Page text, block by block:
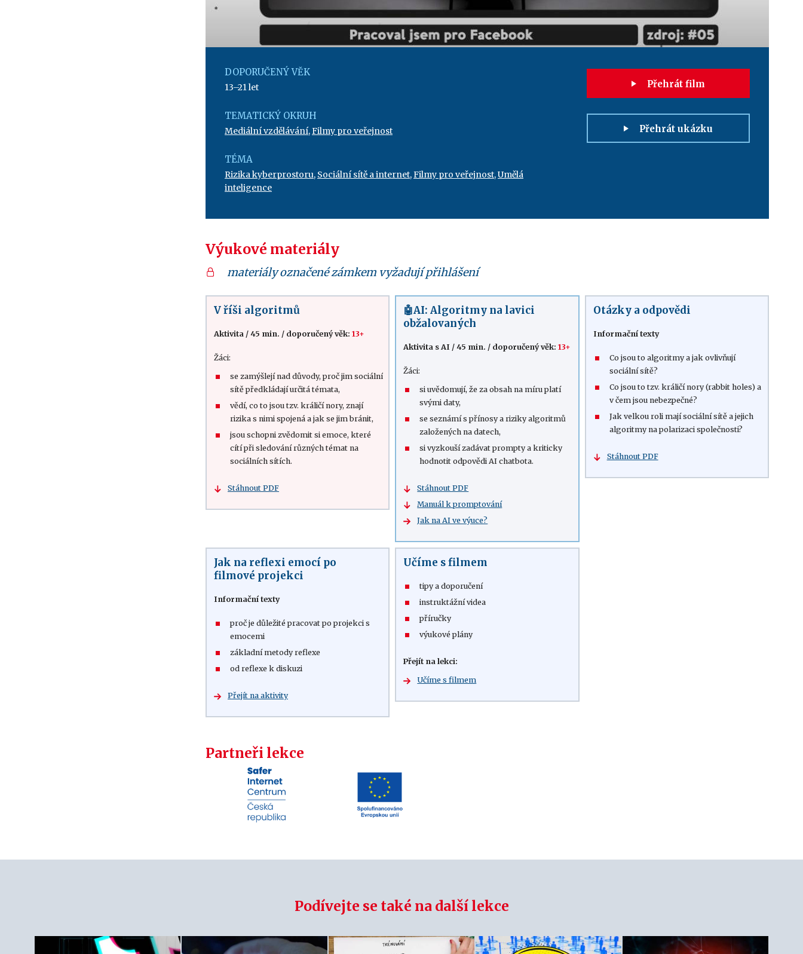
DOPORUČENÝ VĚK
13–21 let
TEMATICKÝ OKRUH
Mediální vzdělávání,Filmy pro veřejnost
TÉMA
Rizika kyberprostoru, Sociální sítě a internet,Filmy pro veřejnost,Umělá
inteligence
Přehrát film
Přehrát ukázku
Výukové materiály
materiály označené zámkem vyžadují přihlášení
V říši algoritmů
Aktivita / 45 min. / doporučený věk: 13+
Žáci:
se zamýšlejí nad důvody, proč jim sociální
sítě předkládají určitá témata,
vědí, co to jsou tzv. králičí nory, znají
rizika s nimi spojená a jak se jim bránit,
jsou schopni zvědomit si emoce, které
cítí při sledování různých témat na
sociálních sítích.
Stáhnout PDF
🤖AI: Algoritmy na lavici
obžalovaných
Aktivita s AI /45 min. / doporučený věk:13+
Žáci:
si uvědomují, že za obsah na míru platí
svými daty,
se seznámí s přínosy a riziky algoritmů
založených na datech,
si vyzkouší zadávat prompty a kriticky
hodnotit odpovědi AI chatbota.
Stáhnout PDF
Manuál k promptování
Jak na AI ve výuce?
Otázky a odpovědi
Informační texty
Co jsou to algoritmy a jak ovlivňují
sociální sítě?
Co jsou to tzv. králičí nory (rabbit holes) a
v čem jsou nebezpečné?
Jak velkou roli mají sociální sítě a jejich
algoritmy na polarizaci společnosti?
Stáhnout PDF
Jak na reflexi emocí po
filmové projekci
Informační texty
proč je důležité pracovat po projekci s
emocemi
základní metody reflexe
od reflexe k diskuzi
Přejít na aktivity
Učíme s filmem
tipy a doporučení
instruktážní videa
příručky
výukové plány
Přejít na lekci:
Učíme s filmem
Partneři lekce
Podívejte se také na další lekce